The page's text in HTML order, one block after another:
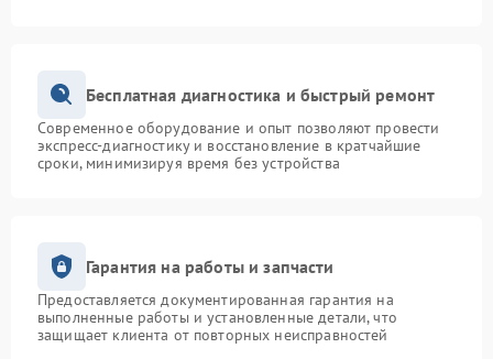
Бесплатная диагностика и быстрый ремонт
Современное оборудование и опыт позволяют провести
экспресс-диагностику и восстановление в кратчайшие
сроки, минимизируя время без устройства
Гарантия на работы и запчасти
Предоставляется документированная гарантия на
выполненные работы и установленные детали, что
защищает клиента от повторных неисправностей